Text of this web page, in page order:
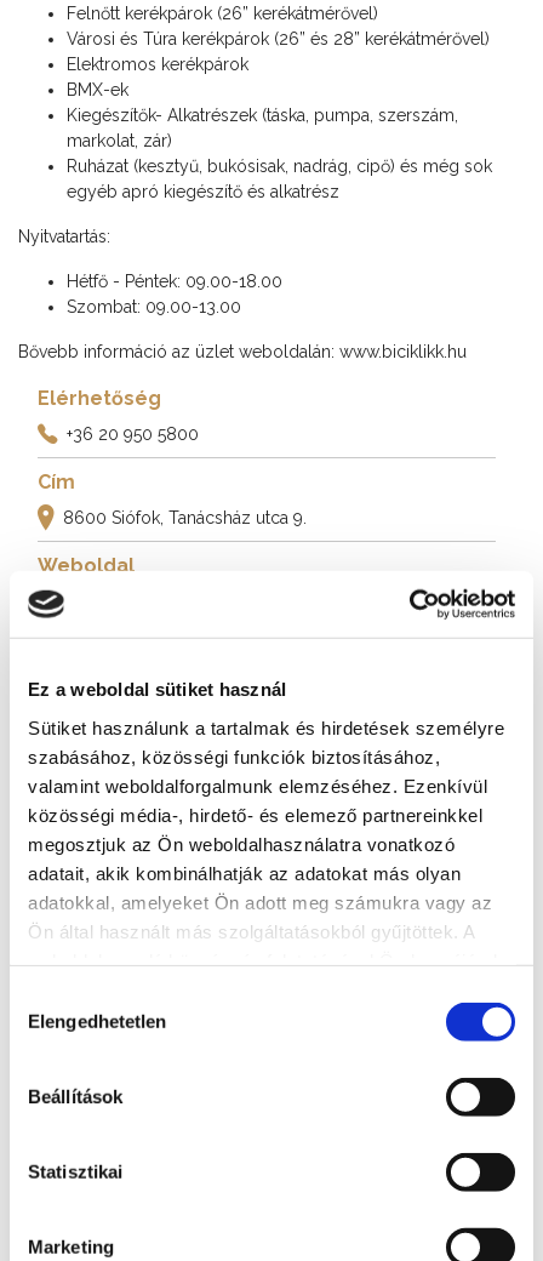
Ez a weboldal sütiket használ
Sütiket használunk a tartalmak és hirdetések személyre
szabásához, közösségi funkciók biztosításához,
valamint weboldalforgalmunk elemzéséhez. Ezenkívül
közösségi média-, hirdető- és elemező partnereinkkel
megosztjuk az Ön weboldalhasználatra vonatkozó
adatait, akik kombinálhatják az adatokat más olyan
adatokkal, amelyeket Ön adott meg számukra vagy az
Ön által használt más szolgáltatásokból gyűjtöttek. A
kiválasztása
Elengedhetetlen
Beállítások
Statisztikai
Marketing
Felnőtt kerékpárok (26” kerékátmérővel)
Városi és Túra kerékpárok (26” és 28” kerékátmérővel)
Elektromos kerékpárok
BMX-ek
Kiegészítők- Alkatrészek (táska, pumpa, szerszám,
markolat, zár)
Ruházat (kesztyű, bukósisak, nadrág, cipő) és még sok
egyéb apró kiegészítő és alkatrész
Nyitvatartás:
Hétfő - Péntek: 09.00-18.00
Szombat: 09.00-13.00
Bővebb információ az üzlet weboldalán: www.biciklikk.hu
Elérhetőség
+36 20 950 5800
Cím
8600 Siófok, Tanácsház utca 9.
Weboldal
További szolgáltatók
MolnAir Ballooning - balatoni
06 70 385 0035
www.molnair.hu